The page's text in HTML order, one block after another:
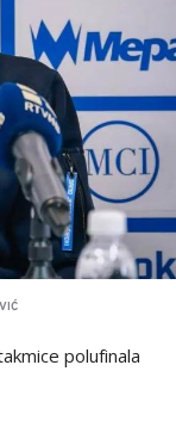
polufinala